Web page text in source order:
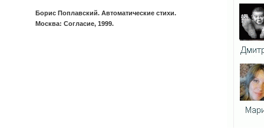
Борис Поплавский. Автоматические стихи.
Москва: Согласие, 1999.